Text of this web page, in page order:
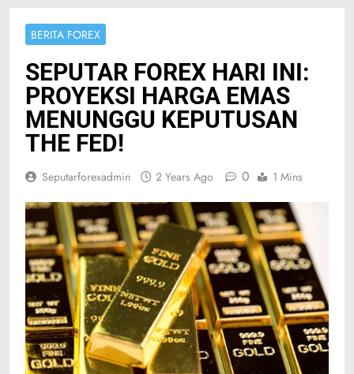
BERITA FOREX
SEPUTAR FOREX HARI INI:
PROYEKSI HARGA EMAS
MENUNGGU KEPUTUSAN
THE FED!
Seputarforexadmin 2 Years Ago 0 1 Mins